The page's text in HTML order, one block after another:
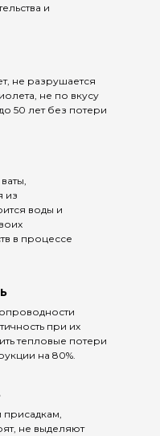
при их
тепловые потери
на 80%.
из
воды и
в процессе
не выделяют
и
не разрушается
не по вкусу
50 лет без потери